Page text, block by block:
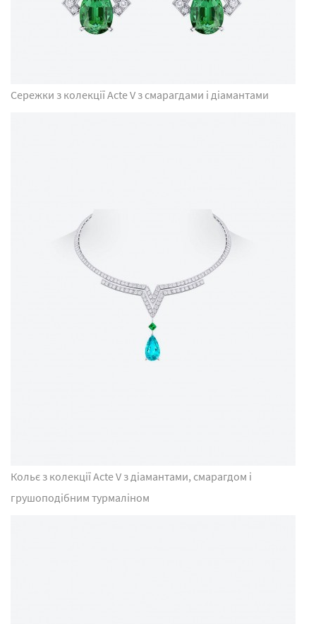
Сережки з колекції Acte V з смарагдами і діамантами
Кольє з колекції Acte V з діамантами, смарагдом і
грушоподібним турмаліном